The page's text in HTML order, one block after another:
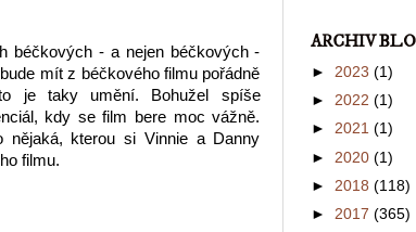
béčkových - a nejen béčkových -
mít z béčkového filmu pořádně
je taky umění. Bohužel spíše
kdy se film bere moc vážně.
nějaká, kterou si Vinnie a Danny
filmu.
ARCHIV
► 2023 (1)
► 2022 (1)
► 2021 (1)
► 2020 (1)
► 2018 (118)
► 2017 (365)